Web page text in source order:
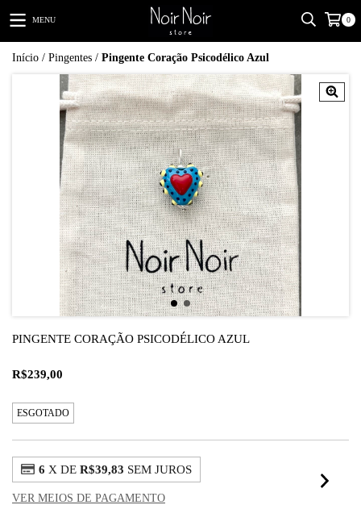
MENU 0
Início / Pingentes / Pingente Coração Psicodélico Azul
PINGENTE CORAÇÃO PSICODÉLICO AZUL
R$239,00
ESGOTADO
6 X DE R$39,83 SEM JUROS
VER MEIOS DE PAGAMENTO